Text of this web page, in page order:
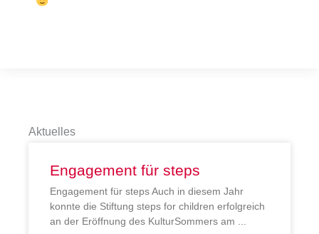
Aktuelles
Engagement für steps
Engagement für steps Auch in diesem Jahr
konnte die Stiftung steps for children erfolgreich
an der Eröffnung des KulturSommers am